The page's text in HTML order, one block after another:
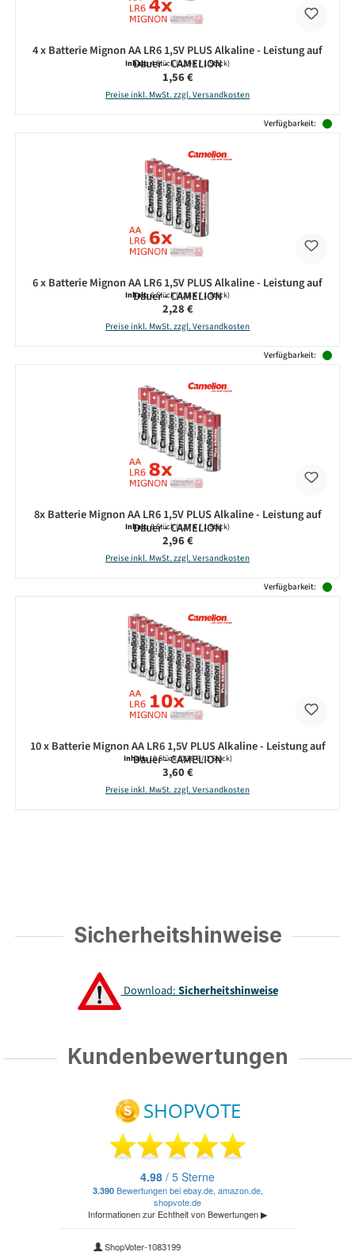
4 x Batterie Mignon AA LR6 1,5V PLUS Alkaline - Leistung auf
Dauer - CAMELION
Inhalt:4 Stück(0,39 € / 1 Stück)
Regulärer Preis:
1,56 €
Preise inkl. MwSt. zzgl. Versandkosten
Verfügbarkeit:
6 x Batterie Mignon AA LR6 1,5V PLUS Alkaline - Leistung auf
Dauer - CAMELION
Inhalt:6 Stück(0,38 € / 1 Stück)
Regulärer Preis:
2,28 €
Preise inkl. MwSt. zzgl. Versandkosten
Verfügbarkeit:
8x Batterie Mignon AA LR6 1,5V PLUS Alkaline - Leistung auf
Dauer - CAMELION
Inhalt:8 Stück(0,37 € / 1 Stück)
Regulärer Preis:
2,96 €
Preise inkl. MwSt. zzgl. Versandkosten
Verfügbarkeit:
10 x Batterie Mignon AA LR6 1,5V PLUS Alkaline - Leistung auf
Dauer - CAMELION
Inhalt:10 Stück(0,36 € / 1 Stück)
Regulärer Preis:
3,60 €
Preise inkl. MwSt. zzgl. Versandkosten
Sicherheitshinweise
Download:Sicherheitshinweise
Kundenbewertungen